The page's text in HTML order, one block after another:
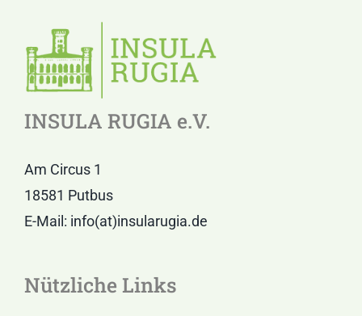
INSULA RUGIA e.V.
Am Circus 1
18581 Putbus
E-Mail: info(at)insularugia.de
Nützliche Links